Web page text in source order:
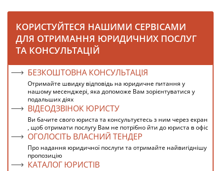
КОРИСТУЙТЕСЯ НАШИМИ СЕРВІСАМИ
ДЛЯ ОТРИМАННЯ ЮРИДИЧНИХ ПОСЛУГ
ТА КОНСУЛЬТАЦІЙ
БЕЗКОШТОВНА КОНСУЛЬТАЦІЯ
Отримайте швидку відповідь на юридичне питання у
нашому месенджері, яка допоможе Вам зорієнтуватися у
подальших діях
ВІДЕОДЗВІНОК ЮРИСТУ
Ви бачите свого юриста та консультуєтесь з ним через екран
, щоб отримати послугу Вам не потрібно йти до юриста в офіс
ОГОЛОСІТЬ ВЛАСНИЙ ТЕНДЕР
Про надання юридичної послуги та отримайте найвигіднішу
пропозицію
КАТАЛОГ ЮРИСТІВ